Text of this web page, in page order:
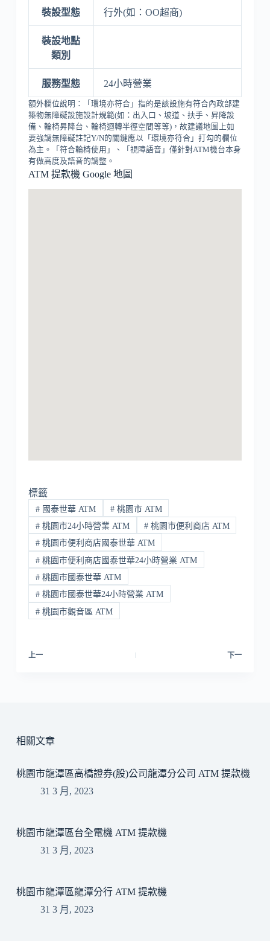
裝設型態 行外(如：OO超商)
裝設地點
類別
服務型態 24小時營業
額外欄位說明：「環境亦符合」指的是該設施有符合內政部建
築物無障礙設施設計規範(如：出入口、坡道、扶手、昇降設
備、輪椅昇降台、輪椅迴轉半徑空間等等)，故建議地圖上如
要強調無障礙註記Y/N的關鍵應以「環境亦符合」打勾的欄位
為主。「符合輪椅使用」、「視障語音」僅針對ATM機台本身
有做高度及語音的調整。
ATM 提款機 Google 地圖
標籤
#國泰世華 ATM #桃園市 ATM
#桃園市24小時營業 ATM #桃園市便利商店 ATM
#桃園市便利商店國泰世華 ATM
#桃園市便利商店國泰世華24小時營業 ATM
#桃園市國泰世華 ATM
#桃園市國泰世華24小時營業 ATM
#桃園市觀音區 ATM
上一 下一
相關文章
桃園市龍潭區高橋證券(股)公司龍潭分公司 ATM 提款機
31 3 月, 2023
桃園市龍潭區台全電機 ATM 提款機
31 3 月, 2023
桃園市龍潭區龍潭分行 ATM 提款機
31 3 月, 2023